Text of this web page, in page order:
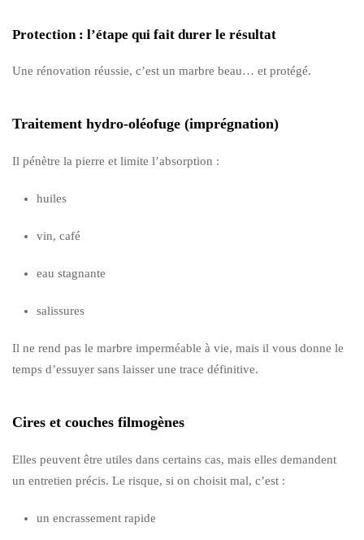
Protection : l’étape qui fait durer le résultat
Une rénovation réussie, c’est un marbre beau… et protégé.
Traitement hydro-oléofuge (imprégnation)
Il pénètre la pierre et limite l’absorption :
huiles
vin, café
eau stagnante
salissures
Il ne rend pas le marbre imperméable à vie, mais il vous donne le
temps d’essuyer sans laisser une trace définitive.
Cires et couches filmogènes
Elles peuvent être utiles dans certains cas, mais elles demandent
un entretien précis. Le risque, si on choisit mal, c’est :
un encrassement rapide